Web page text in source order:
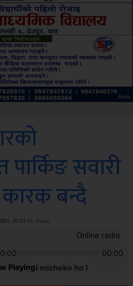
Sdc
सवारी
कारक बन्दै
साउन १९, २०७८